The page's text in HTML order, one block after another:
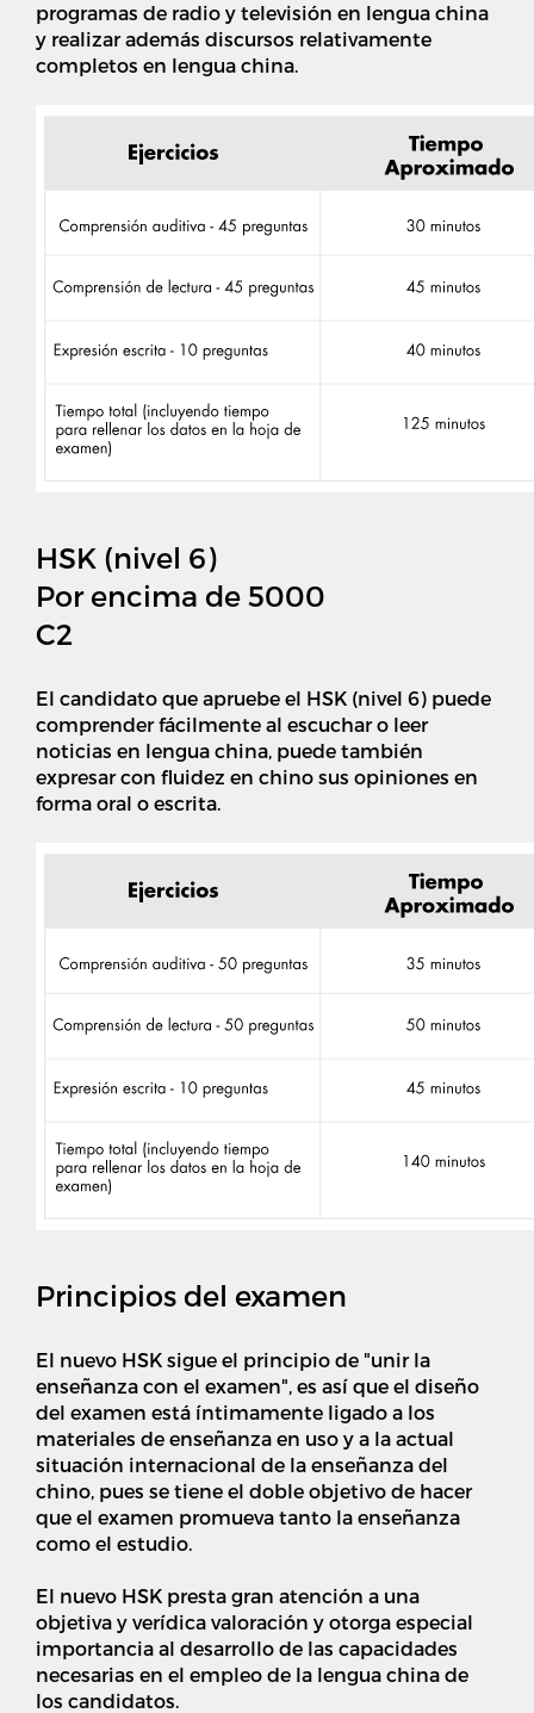
programas de radio y televisión en lengua china
y realizar además discursos relativamente
completos en lengua china.
HSK (nivel 6)
Por encima de 5000
C2
El candidato que apruebe el HSK (nivel 6) puede
comprender fácilmente al escuchar o leer
noticias en lengua china, puede también
expresar con fluidez en chino sus opiniones en
forma oral o escrita.
Principios del examen
El nuevo HSK sigue el principio de "unir la
enseñanza con el examen", es así que el diseño
del examen está íntimamente ligado a los
materiales de enseñanza en uso y a la actual
situación internacional de la enseñanza del
chino, pues se tiene el doble objetivo de hacer
que el examen promueva tanto la enseñanza
como el estudio.
El nuevo HSK presta gran atención a una
objetiva y verídica valoración y otorga especial
importancia al desarrollo de las capacidades
necesarias en el empleo de la lengua china de
los candidatos.